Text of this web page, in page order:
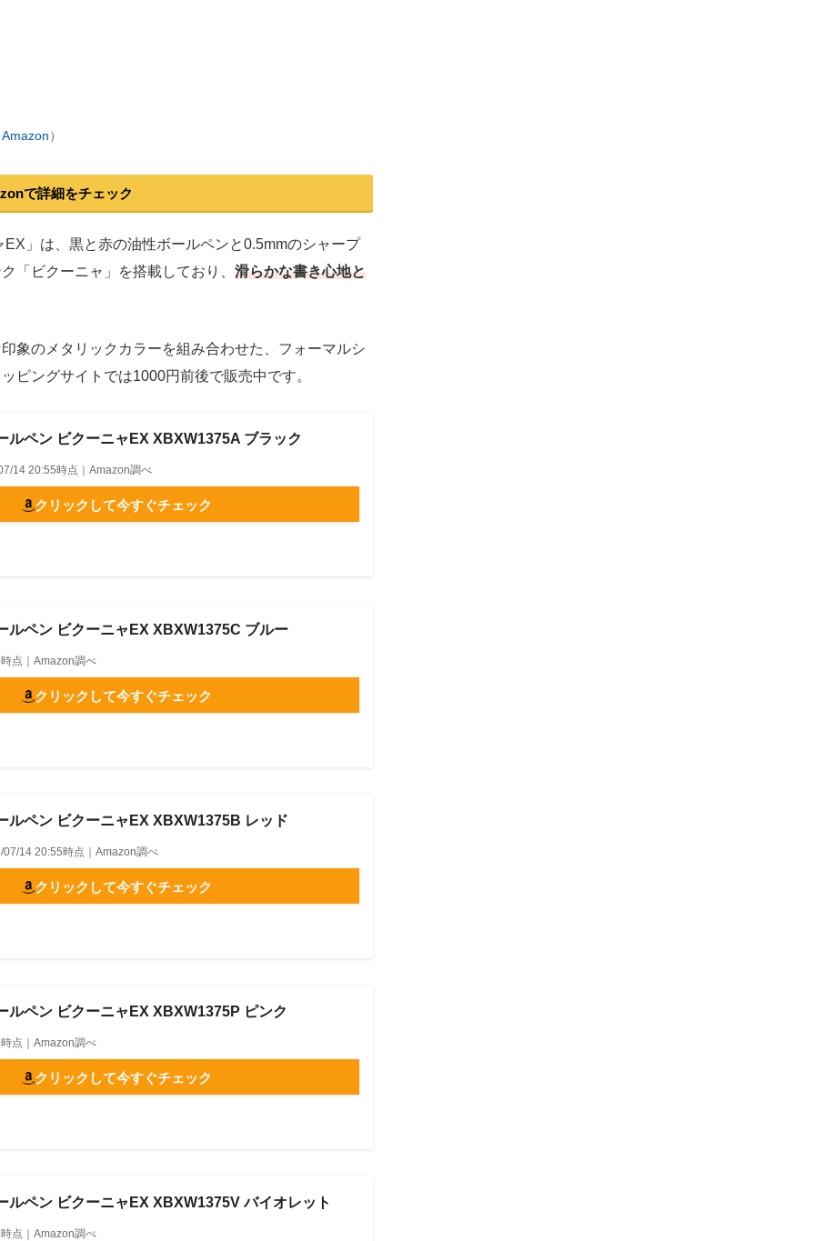
Amazon）
で詳細をチェック
」は、黒と赤の油性ボールペンと0.5mmのシャープ
「ビクーニャ」を搭載しており、 滑らかな書き心地と
象のメタリックカラーを組み合わせた、フォーマルシ
ピングサイトでは1000円前後で販売中です。
ルペン ビクーニャEX XBXW1375A ブラック
14 20:55時点｜Amazon調べ
クリックして今すぐチェック
ルペン ビクーニャEX XBXW1375C ブルー
点｜Amazon調べ
クリックして今すぐチェック
ルペン ビクーニャEX XBXW1375B レッド
07/14 20:55時点｜Amazon調べ
クリックして今すぐチェック
ルペン ビクーニャEX XBXW1375P ピンク
点｜Amazon調べ
クリックして今すぐチェック
ルペン ビクーニャEX XBXW1375V バイオレット
点｜Amazon調べ